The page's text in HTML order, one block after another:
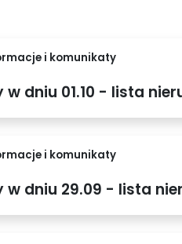
i komunikaty
dniu 01.10 - lista
i komunikaty
dniu 29.09 - lista